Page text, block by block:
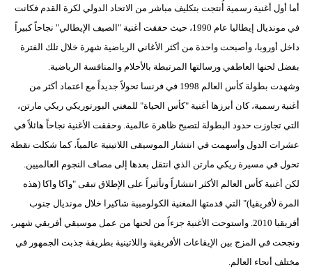
أما أول أغنية رسمية أُنتجت بتكليف مباشر من الاتحاد الدولي لكرة القدم فكانت
في مونديال إيطاليا عام 1990، حيث حققت أغنية "الصيف الإيطالي" نجاحاً كبيراً
داخل أوروبا، وأصبحت واحدة من أكثر الأغاني الرياضية شهرة خلال تلك الفترة
بفضل لحنها العاطفي ورسالتها المرتبطة بالأحلام والمنافسة الرياضية.
وشهدت بطولة كأس العالم 1998 في فرنسا تحولاً جديداً مع اعتماد أكثر من
أغنية رسمية، كان أبرزها أغنية "كأس الحياة" للمغني البورتوريكي ريكي مارتن،
التي تجاوزت حدود البطولة لتصبح ظاهرة عالمية. وحققت الأغنية نجاحاً هائلاً في
عشرات الدول وأسهمت في انتشار الموسيقى اللاتينية عالمياً، كما شكلت نقطة
تحول في مسيرة ريكي مارتن الذي انتقل بعدها إلى مصاف النجوم العالميين.
لكن أغنية كأس العالم الأكثر انتشاراً وتأثيراً على الإطلاق تبقى "واكا واكا (هذه
المرة لأفريقيا)" التي قدمتها المغنية الكولومبية شاكيرا خلال مونديال جنوب
أفريقيا 2010. واستوحت الأغنية جزءاً من لحنها من عمل موسيقي أفريقي شهير،
ونجحت في المزج بين الإيقاعات الأفريقية واللاتينية بطريقة جذبت الجمهور في
مختلف أنحاء العالم.